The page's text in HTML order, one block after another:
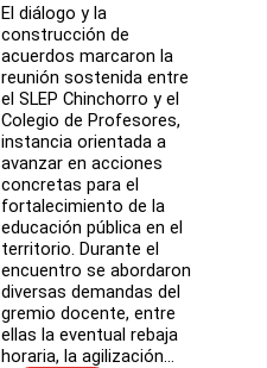
El diálogo y la
construcción de
acuerdos marcaron la
reunión sostenida entre
el SLEP Chinchorro y el
Colegio de Profesores,
instancia orientada a
avanzar en acciones
concretas para el
fortalecimiento de la
educación pública en el
territorio. Durante el
encuentro se abordaron
diversas demandas del
gremio docente, entre
ellas la eventual rebaja
horaria, la agilización…